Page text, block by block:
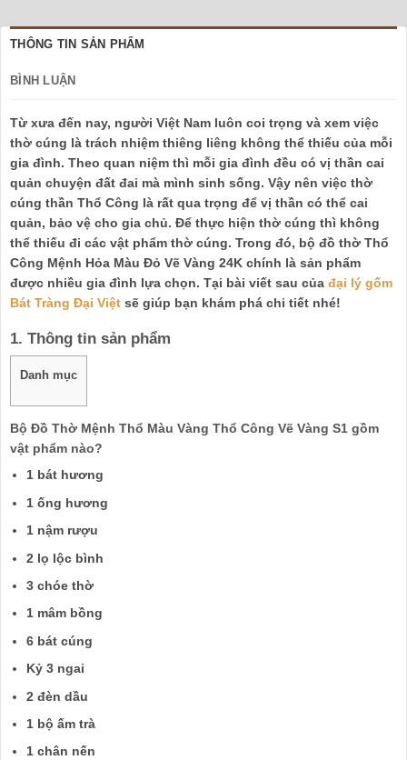
THÔNG TIN SẢN PHẨM
BÌNH LUẬN
Từ xưa đến nay, người Việt Nam luôn coi trọng và xem việc
thờ cúng là trách nhiệm thiêng liêng không thể thiếu của mỗi
gia đình. Theo quan niệm thì mỗi gia đình đều có vị thần cai
quản chuyện đất đai mà mình sinh sống. Vậy nên việc thờ
cúng thần Thổ Công là rất qua trọng để vị thần có thể cai
quản, bảo vệ cho gia chủ. Để thực hiện thờ cúng thì không
thể thiếu đi các vật phẩm thờ cúng. Trong đó, bộ đồ thờ Thổ
Công Mệnh Hỏa Màu Đỏ Vẽ Vàng 24K chính là sản phẩm
được nhiều gia đình lựa chọn. Tại bài viết sau của đại lý gốm
Bát Tràng Đại Việt sẽ giúp bạn khám phá chi tiết nhé!
1. Thông tin sản phẩm
Danh mục
Bộ Đồ Thờ Mệnh Thổ Màu Vàng Thổ Công Vẽ Vàng S1 gồm
vật phẩm nào?
1 bát hương
1 ống hương
1 nậm rượu
2 lọ lộc bình
3 chóe thờ
1 mâm bồng
6 bát cúng
Kỷ 3 ngai
2 đèn dầu
1 bộ ấm trà
1 chân nến